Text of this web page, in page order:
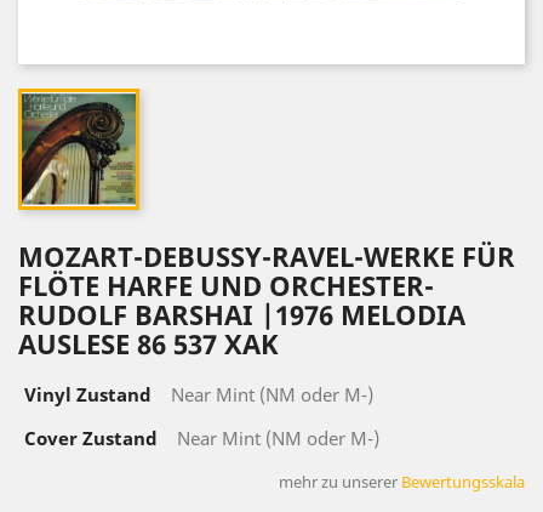
MOZART-DEBUSSY-RAVEL-WERKE FÜR
FLÖTE HARFE UND ORCHESTER-
RUDOLF BARSHAI ‎|1976 MELODIA
AUSLESE 86 537 XAK
Vinyl Zustand
Near Mint (NM oder M-)
Cover Zustand
Near Mint (NM oder M-)
mehr zu unserer Bewertungsskala